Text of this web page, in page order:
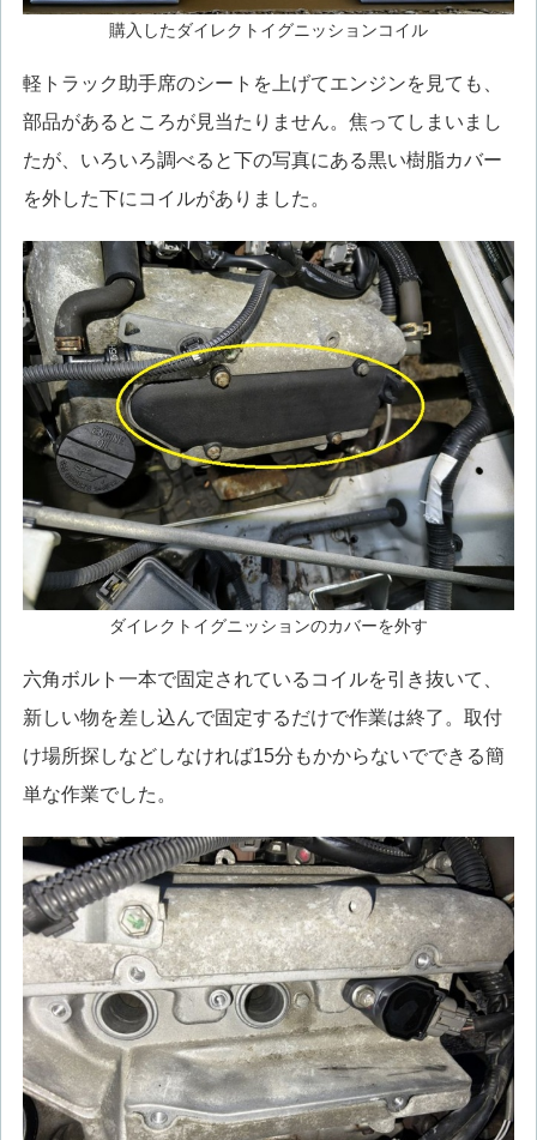
購入したダイレクトイグニッションコイル
軽トラック助手席のシートを上げてエンジンを見ても、
部品があるところが見当たりません。焦ってしまいまし
たが、いろいろ調べると下の写真にある黒い樹脂カバー
を外した下にコイルがありました。
ダイレクトイグニッションのカバーを外す
六角ボルト一本で固定されているコイルを引き抜いて、
新しい物を差し込んで固定するだけで作業は終了。取付
け場所探しなどしなければ15分もかからないでできる簡
単な作業でした。